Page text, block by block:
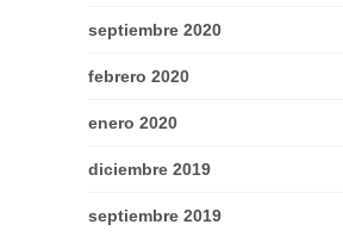
septiembre 2020
febrero 2020
enero 2020
diciembre 2019
septiembre 2019